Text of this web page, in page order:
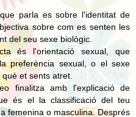
parla es sobre l'identitat de
sobre com es senten les
del seu sexe biològic.
és l'orientació sexual, que
preferència sexual, o el sexe
et sents atret.
finalitza amb l'explicació de
és el la classificació del teu
femenina o masculina. Després